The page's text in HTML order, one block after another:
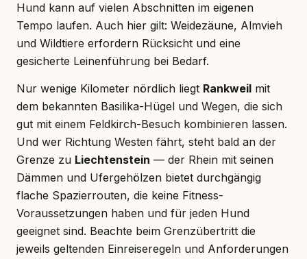
Hund kann auf vielen Abschnitten im eigenen
Tempo laufen. Auch hier gilt: Weidezäune, Almvieh
und Wildtiere erfordern Rücksicht und eine
gesicherte Leinenführung bei Bedarf.
Nur wenige Kilometer nördlich liegt Rankweil mit
dem bekannten Basilika-Hügel und Wegen, die sich
gut mit einem Feldkirch-Besuch kombinieren lassen.
Und wer Richtung Westen fährt, steht bald an der
Grenze zu Liechtenstein — der Rhein mit seinen
Dämmen und Ufergehölzen bietet durchgängig
flache Spazierrouten, die keine Fitness-
Voraussetzungen haben und für jeden Hund
geeignet sind. Beachte beim Grenzübertritt die
jeweils geltenden Einreiseregeln und Anforderungen